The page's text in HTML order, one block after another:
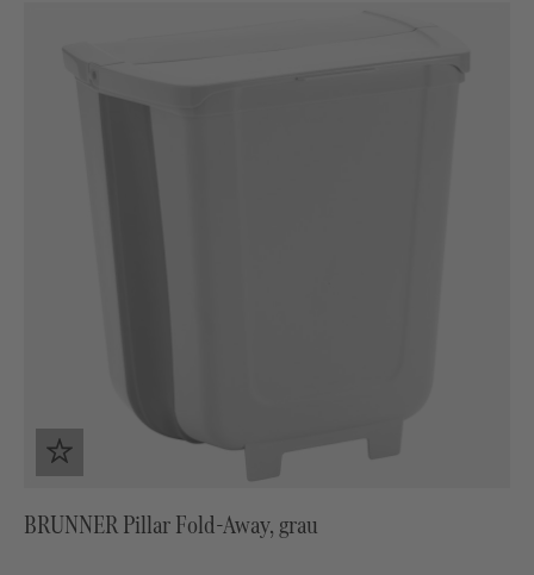
BRUNNER Pillar Fold-Away, grau